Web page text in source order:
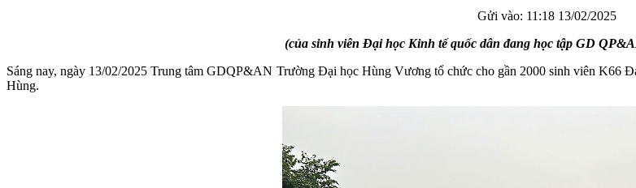
Gửi vào: 11:18 13/02/2025
(của sinh viên Đại học Kinh tế quốc dân đang học tập GD
Sáng nay, ngày 13/02/2025 Trung tâm GDQP&AN Trường Đại học Hùng Vương tổ chức cho gần 2000 sinh viên K66
Hùng.